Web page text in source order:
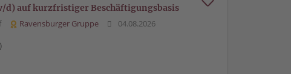
d) auf kurzfristiger Beschäftigungsbasis
Ravensburger Gruppe 04.08.2026